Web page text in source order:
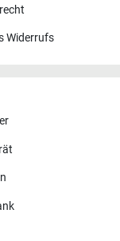
Widerrufs